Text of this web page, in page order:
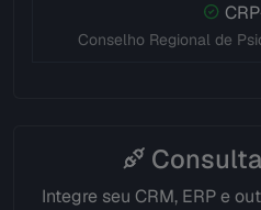
Conselho Regional de
Integre seu CRM, ERP e